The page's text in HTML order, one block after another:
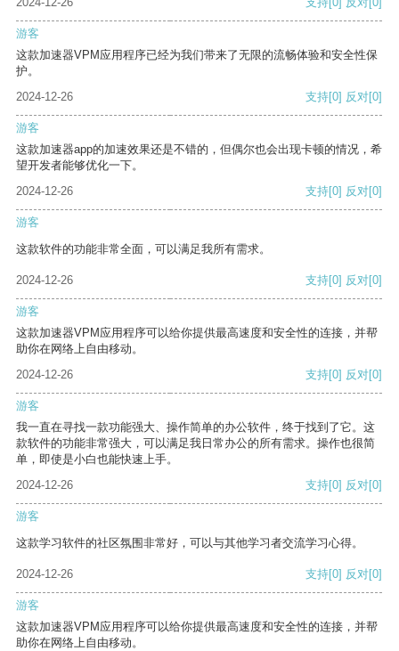
游客
这款加速器VPM应用程序已经为我们带来了无限的流畅体验和安全性保
护。
2024-12-26
支持[0] 反对[0]
游客
这款加速器app的加速效果还是不错的，但偶尔也会出现卡顿的情况，希
望开发者能够优化一下。
2024-12-26
支持[0] 反对[0]
游客
这款软件的功能非常全面，可以满足我所有需求。
2024-12-26 支持[0] 反对[0]
游客
这款加速器VPM应用程序可以给你提供最高速度和安全性的连接，并帮
助你在网络上自由移动。
2024-12-26
支持[0] 反对[0]
游客
我一直在寻找一款功能强大、操作简单的办公软件，终于找到了它。这
款软件的功能非常强大，可以满足我日常办公的所有需求。操作也很简
单，即使是小白也能快速上手。
2024-12-26
支持[0] 反对[0]
游客
这款学习软件的社区氛围非常好，可以与其他学习者交流学习心得。
2024-12-26 支持[0] 反对[0]
游客
这款加速器VPM应用程序可以给你提供最高速度和安全性的连接，并帮
助你在网络上自由移动。